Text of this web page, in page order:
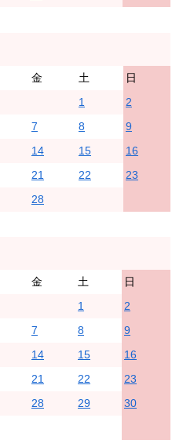
金 土
日
1
2
7 8
9
14 15
16
21 22
23
28
金 土
日
1
2
7 8
9
14 15
16
21 22
23
28 29
30